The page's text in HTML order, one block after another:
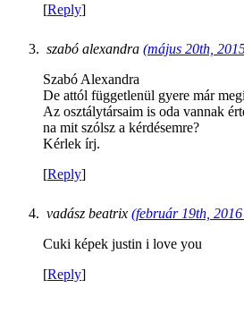
[Reply]
szabó alexandra (május 20th,
Szabó Alexandra
De attól függetlenül gyere már
Az osztálytársaim is oda vannak
na mit szólsz a kérdésemre?
Kérlek írj.
[Reply]
vadász beatrix (február 19th,
Cuki képek justin i love you
[Reply]